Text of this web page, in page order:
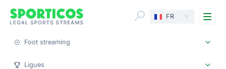
FR
Foot streaming
Ligues